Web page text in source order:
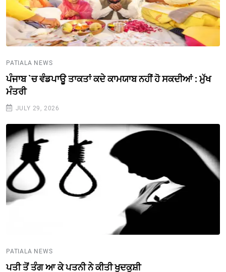
PATIALA NEWS
ਪੰਜਾਬ `ਚ ਵੰਡਪਾਊ ਤਾਕਤਾਂ ਕਦੇ ਕਾਮਯਾਬ ਨਹੀਂ ਹੋ ਸਕਦੀਆਂ : ਮੁੱਖ
ਮੰਤਰੀ
JULY 29, 2026
PATIALA NEWS
ਪਤੀ ਤੋਂ ਤੰਗ ਆ ਕੇ ਪਤਨੀ ਨੇ ਕੀਤੀ ਖੁਦਕੁਸ਼ੀ